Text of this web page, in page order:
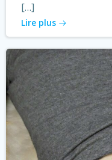
[…]
Lire plus